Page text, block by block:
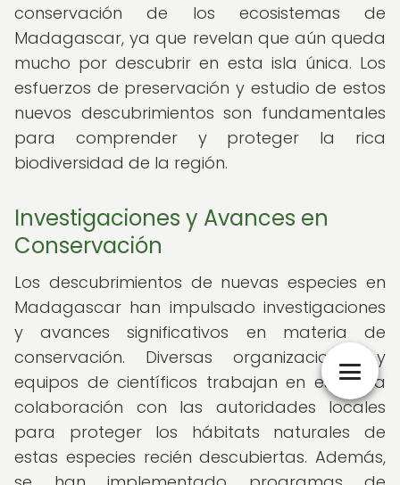
conservación de los ecosistemas de
Madagascar, ya que revelan que aún queda
mucho por descubrir en esta isla única. Los
esfuerzos de preservación y estudio de estos
nuevos descubrimientos son fundamentales
para comprender y proteger la rica
biodiversidad de la región.
Investigaciones y Avances en
Conservación
Los descubrimientos de nuevas especies en
Madagascar han impulsado investigaciones
y avances significativos en materia de
conservación. Diversas organizaciones y
equipos de científicos trabajan en estrecha
colaboración con las autoridades locales
para proteger los hábitats naturales de
estas especies recién descubiertas. Además,